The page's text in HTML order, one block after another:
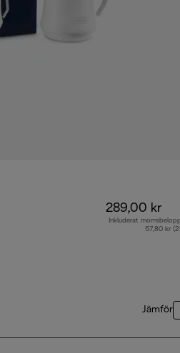
289,00 kr
Inkluderat
57,80 kr
Jämför